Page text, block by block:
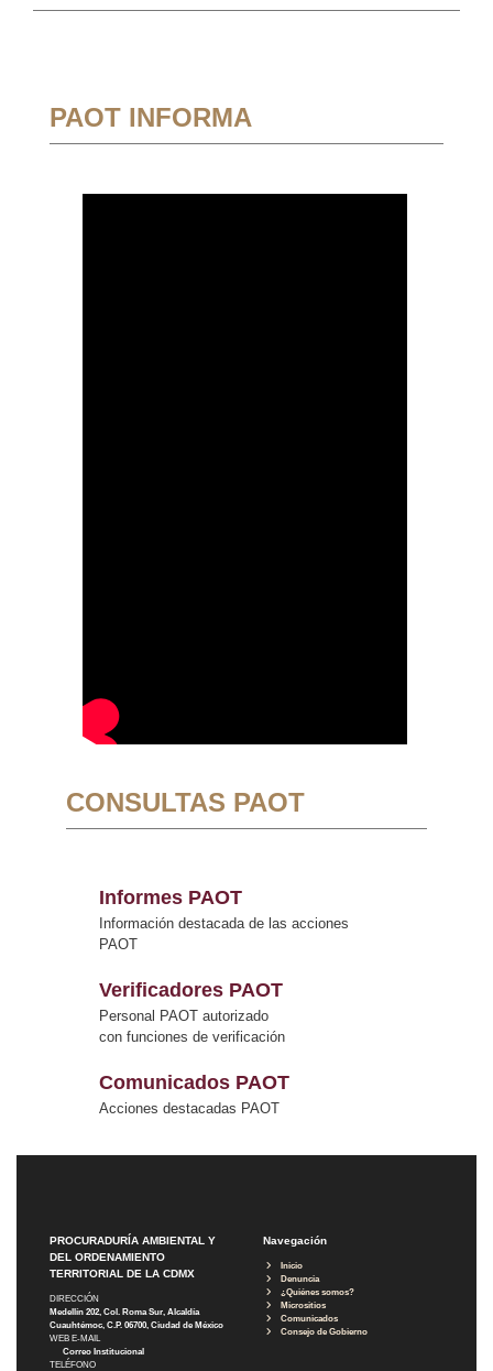
PAOT INFORMA
CONSULTAS PAOT
Informes PAOT
Información destacada de las acciones
PAOT
Verificadores PAOT
Personal PAOT autorizado
con funciones de verificación
Comunicados PAOT
Acciones destacadas PAOT
PROCURADURÍA AMBIENTAL Y
DEL ORDENAMIENTO
TERRITORIAL DE LA CDMX
DIRECCIÓN
Medellín 202, Col. Roma Sur, Alcaldía
Cuauhtémoc, C.P. 06700, Ciudad de México
WEB E-MAIL
Correo Institucional
TELÉFONO
Navegación
Inicio
Denuncia
¿Quiénes somos?
Micrositios
Comunicados
Consejo de Gobierno